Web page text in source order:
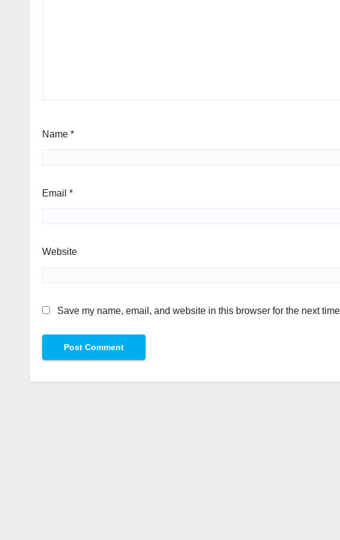
Name *
Email *
Website
Save my name, email, and website in this browser for the next